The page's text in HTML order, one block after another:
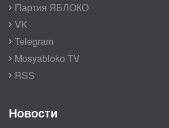
Партия ЯБЛОКО
VK
Telegram
Mosyabloko TV
RSS
Новости